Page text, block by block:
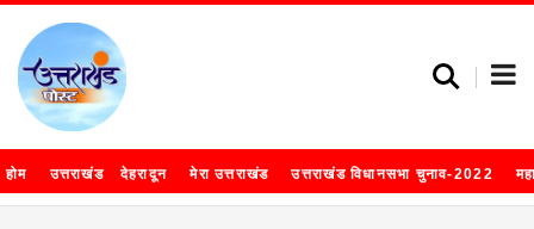
होम उत्तराखंड देहरादून मेरा उत्तराखंड उत्तराखंड विधानसभा चुनाव-2022